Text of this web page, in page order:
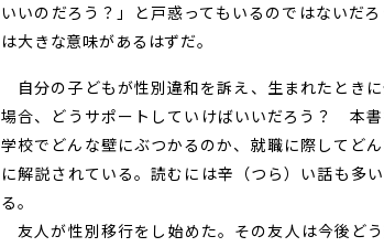
いいのだろう？」と戸惑ってもいるのではないだ
は大きな意味があるはずだ。
自分の子どもが性別違和を訴え、生まれたとき
場合、どうサポートしていけばいいだろう？ 本
学校でどんな壁にぶつかるのか、就職に際してど
に解説されている。読むには辛（つら）い話も多
る。
友人が性別移行をし始めた。その友人は今後ど